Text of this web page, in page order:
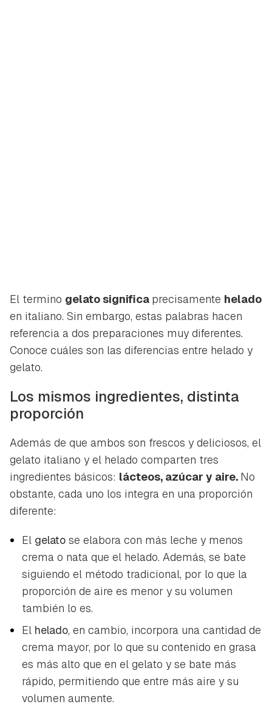
El termino gelato significa precisamente helado
en italiano. Sin embargo, estas palabras hacen
referencia a dos preparaciones muy diferentes.
Conoce cuáles son las diferencias entre helado y
gelato.
Los mismos ingredientes, distinta
proporción
Además de que ambos son frescos y deliciosos, el
gelato italiano y el helado comparten tres
ingredientes básicos: lácteos, azúcar y aire. No
obstante, cada uno los integra en una proporción
diferente:
El gelato se elabora con más leche y menos
crema o nata que el helado. Además, se bate
siguiendo el método tradicional, por lo que la
proporción de aire es menor y su volumen
también lo es.
El helado, en cambio, incorpora una cantidad de
crema mayor, por lo que su contenido en grasa
es más alto que en el gelato y se bate más
rápido, permitiendo que entre más aire y su
volumen aumente.